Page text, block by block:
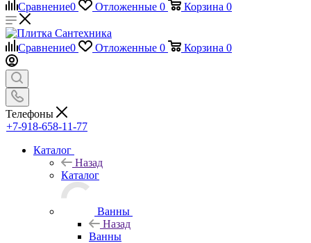
Сравнение0 Отложенные 0 Корзина 0
Сравнение0 Отложенные 0 Корзина 0
Телефоны
+7-918-658-11-77
Каталог
Назад
Каталог
Ванны
Назад
Ванны